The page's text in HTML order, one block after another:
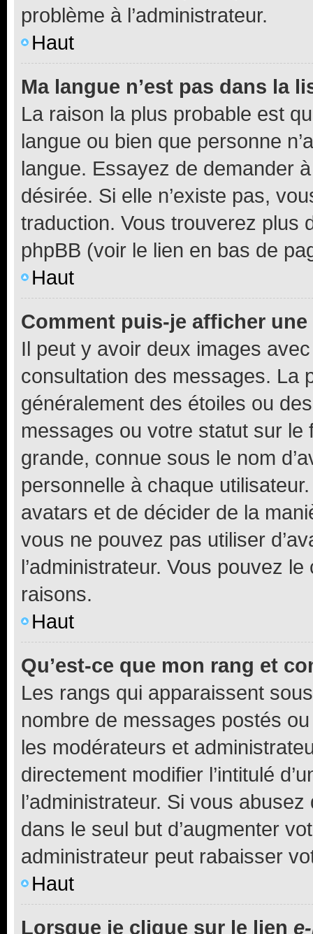
problème à l’administrateur.
Haut
Ma langue n’est pas dans la
La raison la plus probable est
langue ou bien que personne
langue. Essayez de demander
désirée. Si elle n’existe pas,
traduction. Vous trouverez plus
phpBB (voir le lien en bas de
Haut
Comment puis-je afficher
Il peut y avoir deux images
consultation des messages. La
généralement des étoiles ou
messages ou votre statut sur
grande, connue sous le nom
personnelle à chaque utilisateur.
avatars et de décider de la
vous ne pouvez pas utiliser
l’administrateur. Vous pouvez
raisons.
Haut
Qu’est-ce que mon rang et
Les rangs qui apparaissent
nombre de messages postés
les modérateurs et
directement modifier l’intitulé
l’administrateur. Si vous
dans le seul but d’augmenter
administrateur peut rabaisser
Haut
Lorsque je clique sur le lien